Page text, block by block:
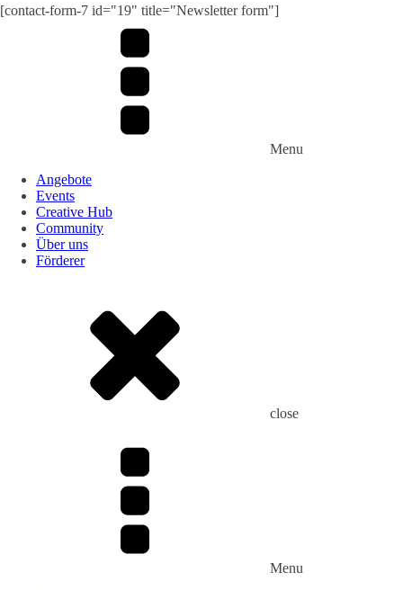
[contact-form-7 id="19" title="Newsletter form"]
Menu
Angebote
Events
Creative Hub
Community
Über uns
Förderer
close
Menu